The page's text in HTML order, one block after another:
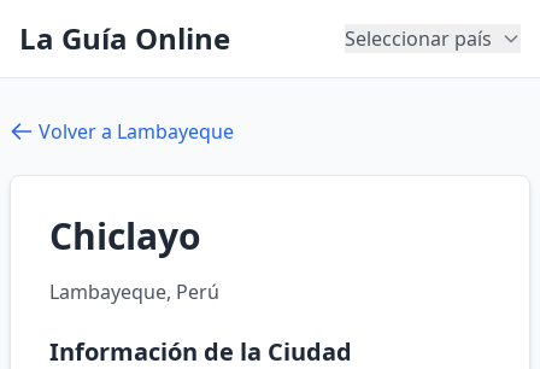
La Guía Online Seleccionar país
Volver a Lambayeque
Chiclayo
Lambayeque, Perú
Información de la Ciudad